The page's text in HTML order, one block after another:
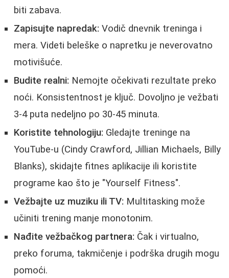
biti zabava.
Zapisujte napredak: Vodič dnevnik treninga i
mera. Videti beleške o napretku je neverovatno
motivišuće.
Budite realni: Nemojte očekivati rezultate preko
noći. Konsistentnost je ključ. Dovoljno je vežbati
3-4 puta nedeljno po 30-45 minuta.
Koristite tehnologiju: Gledajte treninge na
YouTube-u (Cindy Crawford, Jillian Michaels, Billy
Blanks), skidajte fitnes aplikacije ili koristite
programe kao što je "Yourself Fitness".
Vežbajte uz muziku ili TV: Multitasking može
učiniti trening manje monotonim.
Nađite vežbačkog partnera: Čak i virtualno,
preko foruma, takmičenje i podrška drugih mogu
pomoći.